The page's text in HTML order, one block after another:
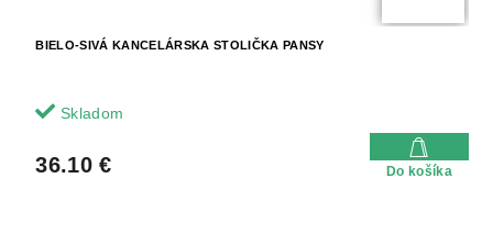
BIELO-SIVÁ KANCELÁRSKA STOLIČKA PANSY
Skladom
36.10 € Do košíka